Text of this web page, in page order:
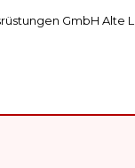
GmbH Alte